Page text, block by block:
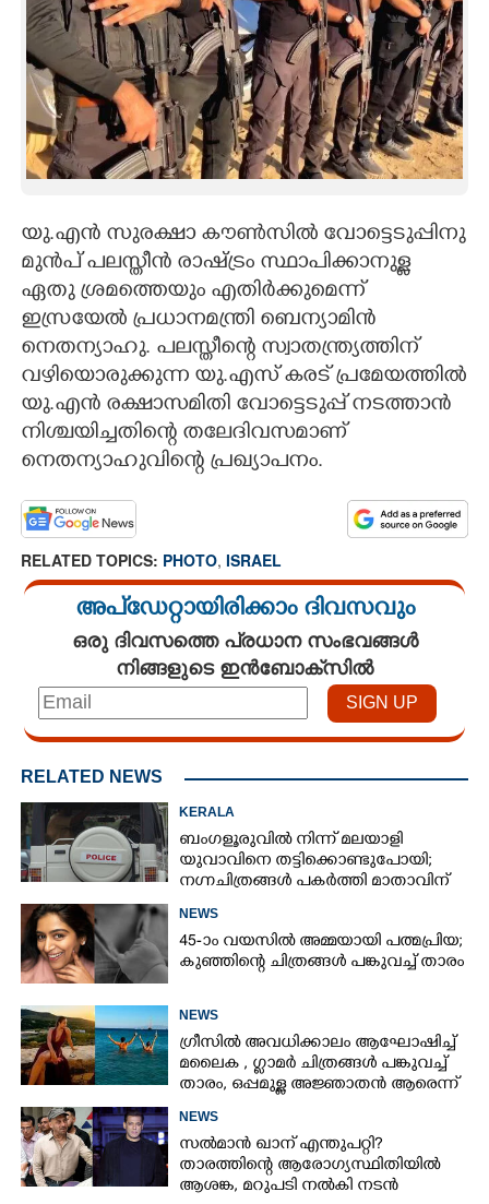
SPIRITUAL
INFO+
ART
CARTOONS
LITERATURE
CONTACT US
യു.എൻ സുരക്ഷാ കൗൺസിൽ വോട്ടെടുപ്പിനു
മുൻപ് പലസ്തീൻ രാഷ്ട്രം സ്ഥാപിക്കാനുള്ള
ഏതു ശ്രമത്തെയും എതിർക്കുമെന്ന്
ഇസ്രയേൽ പ്രധാനമന്ത്രി ബെന്യാമിൻ
നെതന്യാഹു. പലസ്തീന്റെ സ്വാതന്ത്ര്യത്തിന്
വഴിയൊരുക്കുന്ന യു.എസ് കരട് പ്രമേയത്തിൽ
യു.എൻ രക്ഷാസമിതി വോട്ടെടുപ്പ് നടത്താൻ
നിശ്ചയിച്ചതിന്റെ തലേദിവസമാണ്
നെതന്യാഹുവിന്റെ പ്രഖ്യാപനം.
RELATED TOPICS: PHOTO, ISRAEL
അപ്ഡേറ്റായിരിക്കാം ദിവസവും
ഒരു ദിവസത്തെ പ്രധാന സംഭവങ്ങൾ
നിങ്ങളുടെ ഇൻബോക്സിൽ
RELATED NEWS
KERALA
ബംഗളൂരുവിൽ നിന്ന് മലയാളി
യുവാവിനെ തട്ടിക്കൊണ്ടുപോയി;
നഗ്നചിത്രങ്ങൾ പകർത്തി മാതാവിന്
NEWS
45-ാം വയസിൽ അമ്മയായി പത്മപ്രിയ;
കുഞ്ഞിന്റെ ചിത്രങ്ങൾ പങ്കുവച്ച് താരം
NEWS
ഗ്രീസിൽ അവധിക്കാലം ആഘോഷിച്ച്
മലൈക ,​ ഗ്ലാമർ ചിത്രങ്ങൾ പങ്കുവച്ച്
താരം,​ ഒപ്പമുള്ള അജ്ഞാതൻ ആരെന്ന്
NEWS
സൽമാൻ ഖാന് എന്തുപറ്റി?
താരത്തിന്റെ ആരോഗ്യസ്ഥിതിയിൽ
ആശങ്ക, മറുപടി നൽകി നടൻ